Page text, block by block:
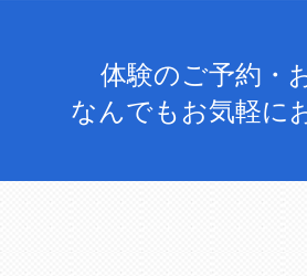
体験のご予約・
なんでもお気軽に